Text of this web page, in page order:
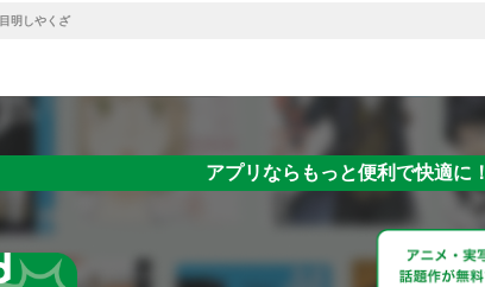
目明しやくざ
アプリならもっと便利で快適に！